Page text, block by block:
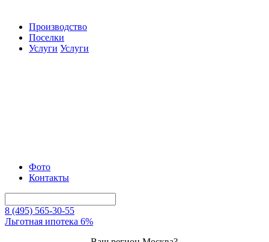
Производство
Поселки
Услуги Услуги
Фото
Контакты
8 (495) 565-30-55
Льготная ипотека 6%